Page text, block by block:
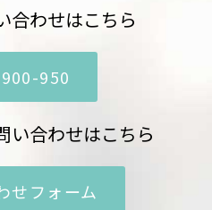
合わせはこちら
950
い合わせはこちら
せフォーム